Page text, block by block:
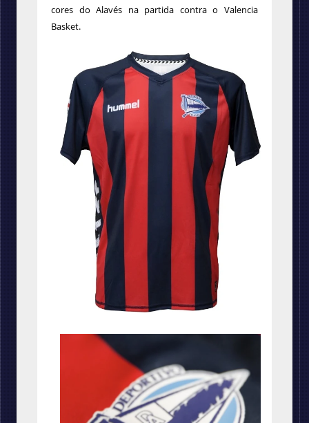
cores do Alavés na partida contra o Valencia
Basket.